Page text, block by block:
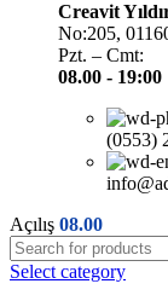
Creavit
No:205,
Pzt. – Cmt:
08.00 - 19:00
(0553)
Açılış 08.00
Select category